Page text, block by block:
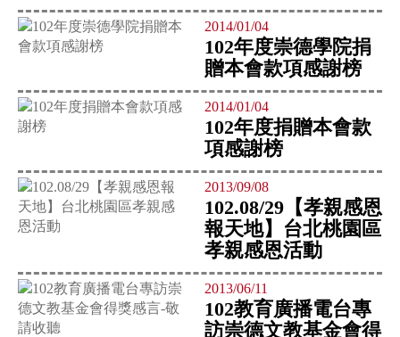
2014/01/04
102年度崇德學院捐
贈本會款項感謝榜
2014/01/04
102年度捐贈本會款
項感謝榜
2013/09/08
102.08/29【孝親感恩
報天地】台北桃園區
孝親感恩活動
2013/06/11
102教育廣播電台專
訪崇德文教基金會得